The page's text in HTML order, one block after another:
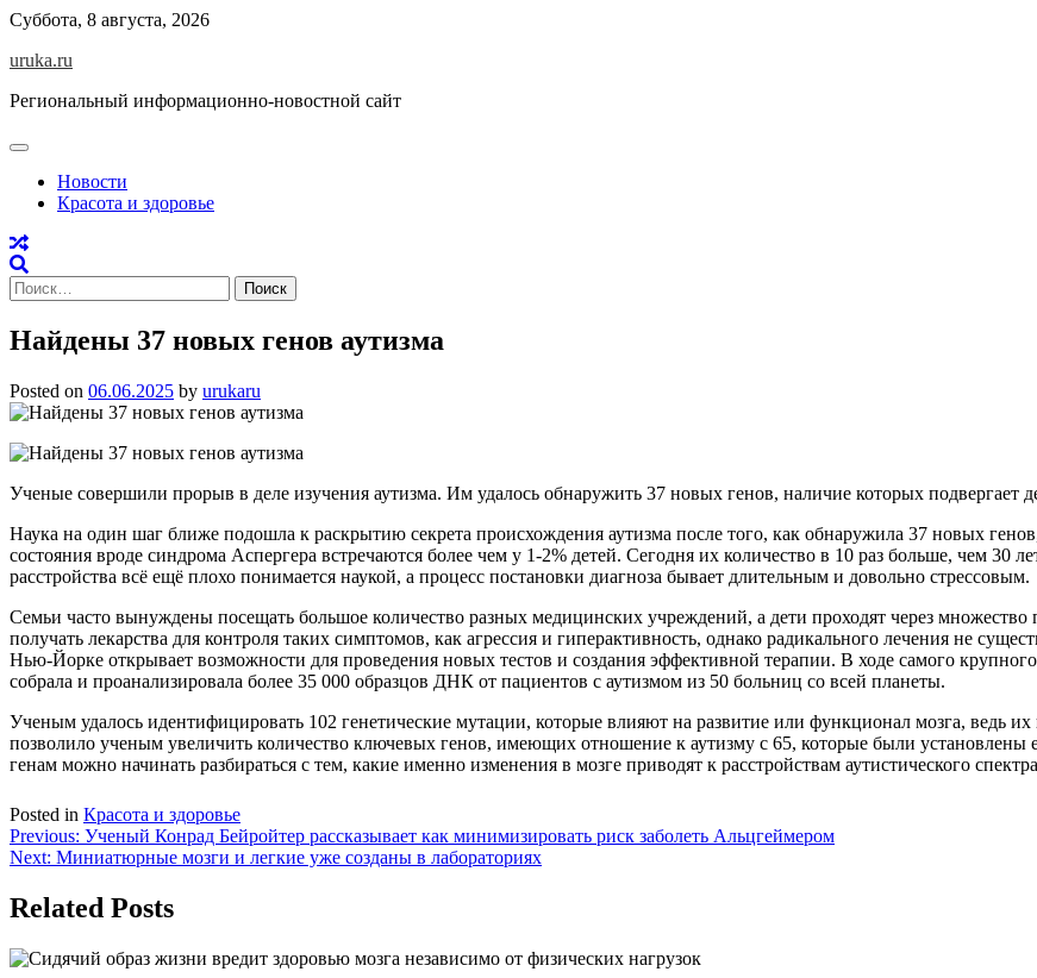
Skip
content
Суббота, 8 августа, 2026
uruka.ru
Региональный информационно-новостной сайт
Новости
Красота и здоровье
Найти:
Найдены 37 новых генов аутизма
Posted on 06.06.2025 by urukaru
Ученые совершили прорыв в деле изучения аутизма. Им удалось обнаружить 37 новых генов, наличие которых подвергает
Наука на один шаг ближе подошла к раскрытию секрета происхождения аутизма после того, как обнаружила 37 новых
состояния вроде синдрома Аспергера встречаются более чем у 1-2% детей. Сегодня их количество в 10 раз больше, чем 30
расстройства всё ещё плохо понимается наукой, а процесс постановки диагноза бывает длительным и довольно стрессовым.
Семьи часто вынуждены посещать большое количество разных медицинских учреждений, а дети проходят через
получать лекарства для контроля таких симптомов, как агрессия и гиперактивность, однако радикального лечения не
Нью-Йорке открывает возможности для проведения новых тестов и создания эффективной терапии. В ходе самого
собрала и проанализировала более 35 000 образцов ДНК от пациентов с аутизмом из 50 больниц со всей планеты.
Ученым удалось идентифицировать 102 генетические мутации, которые влияют на развитие или функционал мозга, ведь
позволило ученым увеличить количество ключевых генов, имеющих отношение к аутизму с 65, которые были
генам можно начинать разбираться с тем, какие именно изменения в мозге приводят к расстройствам аутистического
Posted in Красота и здоровье
Навигация
по
записям
Previous: Ученый Конрад Бейройтер рассказывает как минимизировать риск заболеть Альцгеймером
Next: Миниатюрные мозги и легкие уже созданы в лабораториях
Related Posts